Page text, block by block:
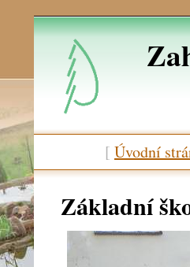
[ Úvodní
Základní